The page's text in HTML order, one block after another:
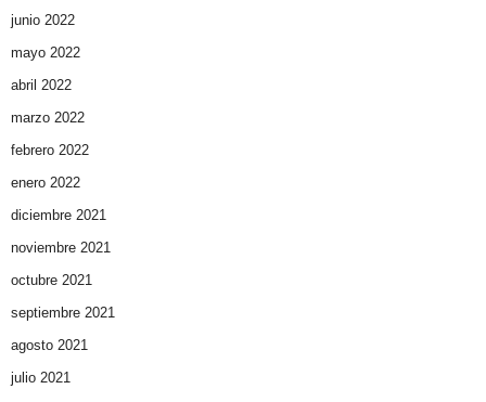
junio 2022
mayo 2022
abril 2022
marzo 2022
febrero 2022
enero 2022
diciembre 2021
noviembre 2021
octubre 2021
septiembre 2021
agosto 2021
julio 2021